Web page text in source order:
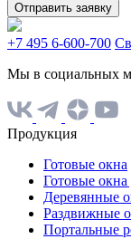
Отправить заявку
+7 495 6-600-700
Мы в социальных
Продукция
Готовые окна
Готовые окна
Деревянные
Раздвижные
Портальные